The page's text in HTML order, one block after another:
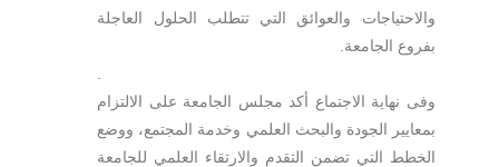
والاحتياجات والعوائق التي تتطلب الحلول العاجلة
بفروع الجامعة.
وفى نهاية الاجتماع أكد مجلس الجامعة على الالتزام
بمعايير الجودة والبحث العلمي وخدمة المجتمع، ووضع
الخطط التي تضمن التقدم والارتقاء العلمي للجامعة